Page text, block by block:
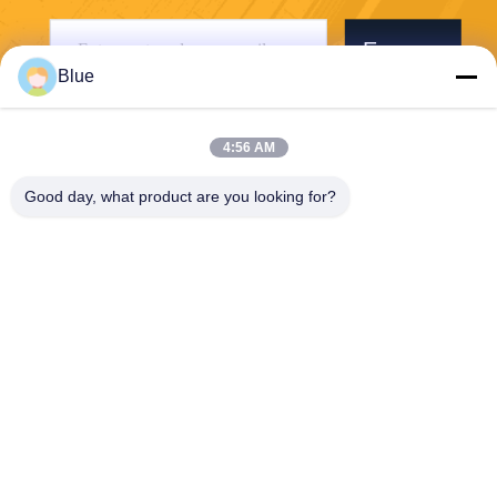
Envoyer
Blue
4:56 AM
Good day, what product are you looking for?